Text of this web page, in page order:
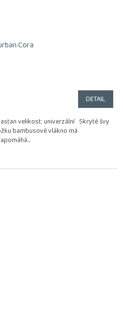
Cora
DETAIL
velikost: univerzální Skryté švy
bambusové vlákno má